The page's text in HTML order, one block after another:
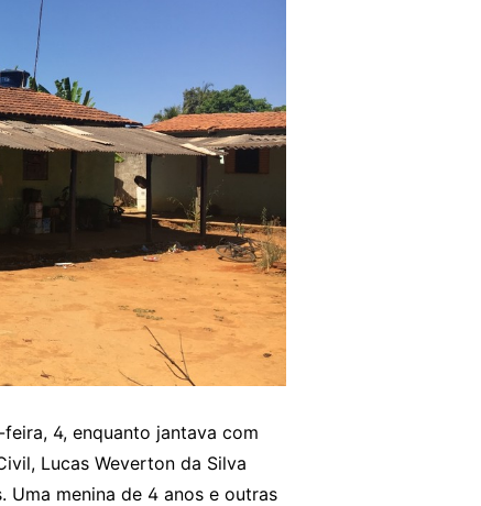
4, enquanto jantava com
Lucas Weverton da Silva
menina de 4 anos e outras